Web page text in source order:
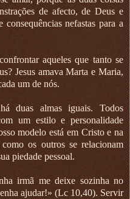
de afecto, de Deus e
nefastas para a
aqueles que tanto se
Jesus amava Marta e Maria,
um de nós.
duas almas iguais. Todos
um estilo e personalidade
modelo está em Cristo e na
os outros se relacionam
piedade pessoal.
irmã me deixe sozinha no
ajudar!» (Lc 10,40). Servir